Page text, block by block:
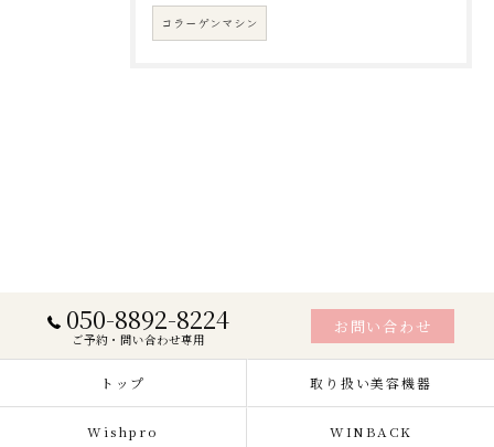
コラーゲンマシン
050-8892-8224
ご予約・問い合わせ専用
お問い合わせ
トップ 取り扱い美容機器
Wishpro WINBACK